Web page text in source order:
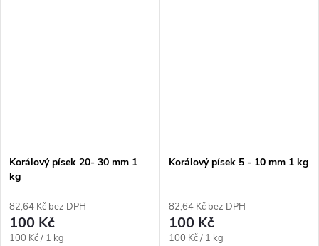
Korálový písek 20- 30 mm 1
kg
82,64 Kč bez DPH
100 Kč
Měrná
100 Kč / 1 kg
Korálový písek 5 - 10 mm 1 kg
82,64 Kč bez DPH
100 Kč
Měrná
100 Kč / 1 kg